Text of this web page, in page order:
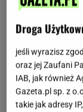
Droga
jeśli wyrazisz
oraz jej Zaufani
IAB, jak również
Gazeta.pl sp. z
takie jak adresy